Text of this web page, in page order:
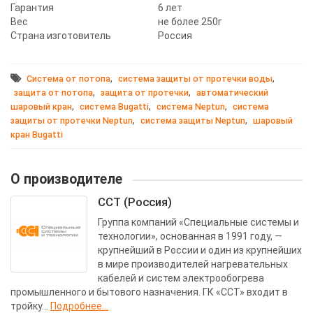
Гарантия
6 лет
Вес
не более 250г
Страна изготовитель
Россия
Система от потопа, система защиты от протечки воды,
защита от потопа, защита от протечки, автоматический
шаровый кран, система Bugatti, система Neptun, система
защиты от протечки Neptun, система защиты Neptun, шаровый
кран Bugatti
О производителе
ССТ (Россия)
Группа компаний «Специальные системы и
технологии», основанная в 1991 году, —
крупнейший в России и один из крупнейших
в мире производителей нагревательных
кабелей и систем электрообогрева
промышленного и бытового назначения. ГК «ССТ» входит в
тройку... Подробнее...